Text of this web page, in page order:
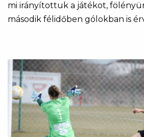
mi irányítottuk a játékot,
második félidőben gólokban is